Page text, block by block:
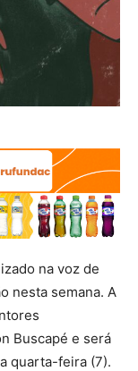
na voz de
nesta semana. A
Buscapé e será
quarta-feira (7).